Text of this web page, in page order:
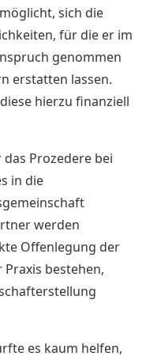
sich die
für die er im
genommen
erstatten lassen.
hierzu finanziell
Prozedere bei
in die
werden
Offenlegung der
bestehen,
es kaum helfen,